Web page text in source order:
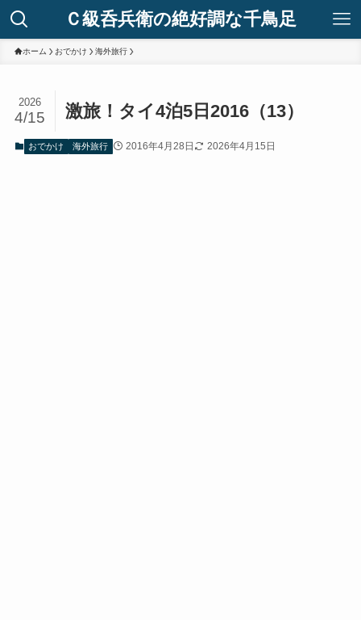
Ｃ級呑兵衛の絶好調な千鳥足
ホーム おでかけ 海外旅行
激旅！タイ4泊5日2016（13）
2026
4/15
おでかけ 海外旅行 2016年4月28日 2026年4月15日